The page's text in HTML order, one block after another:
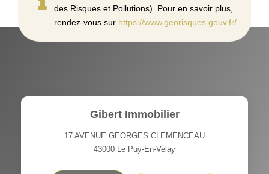
des Risques et Pollutions). Pour en savoir plus,
rendez-vous sur https://www.georisques.gouv.fr/
Gibert Immobilier
17 AVENUE GEORGES CLEMENCEAU
43000 Le Puy-En-Velay